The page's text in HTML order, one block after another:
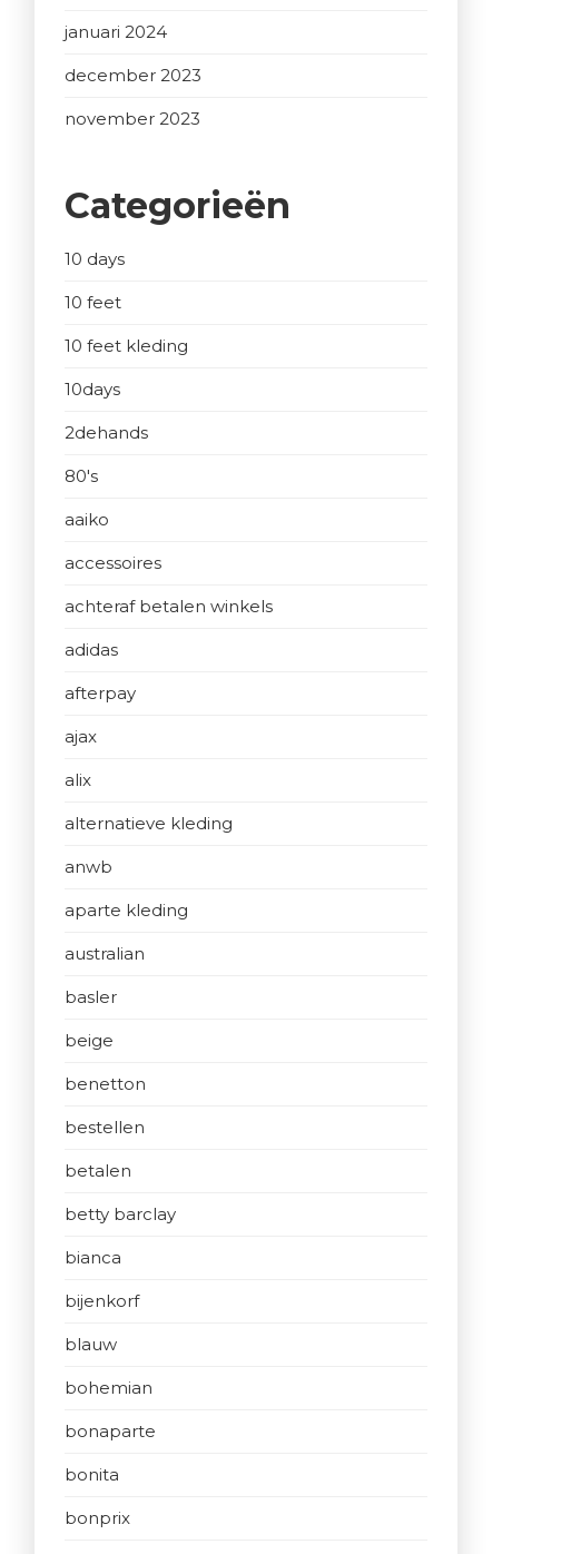
januari 2024
december 2023
november 2023
Categorieën
10 days
10 feet
10 feet kleding
10days
2dehands
80's
aaiko
accessoires
achteraf betalen winkels
adidas
afterpay
ajax
alix
alternatieve kleding
anwb
aparte kleding
australian
basler
beige
benetton
bestellen
betalen
betty barclay
bianca
bijenkorf
blauw
bohemian
bonaparte
bonita
bonprix